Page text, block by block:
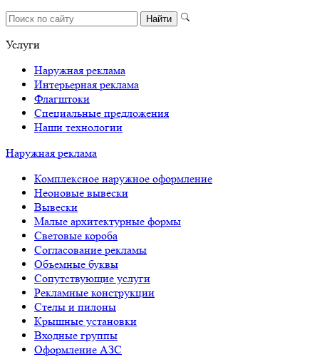
Услуги
Наружная реклама
Интерьерная реклама
Флагштоки
Специальные предложения
Наши технологии
Наружная реклама
Комплексное наружное оформление
Неоновые вывески
Вывески
Малые архитектурные формы
Световые короба
Согласование рекламы
Объемные буквы
Сопутствующие услуги
Рекламные конструкции
Стелы и пилоны
Крышные установки
Входные группы
Оформление АЗС